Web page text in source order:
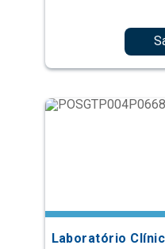
Laboratório